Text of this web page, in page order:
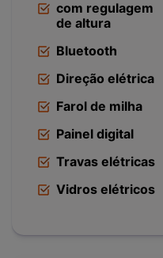
com regulagem
de altura
Bluetooth
Direção elétrica
Farol de milha
Painel digital
Travas elétricas
Vidros elétricos